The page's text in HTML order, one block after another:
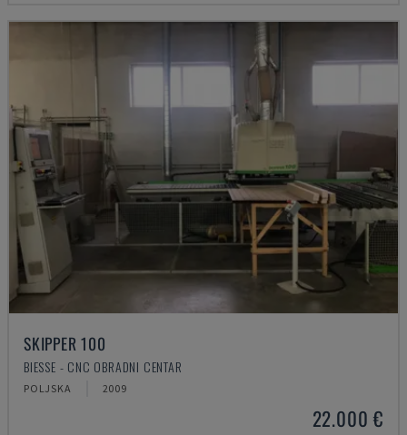
SKIPPER 100
BIESSE - CNC OBRADNI CENTAR
POLJSKA 2009
22.000 €